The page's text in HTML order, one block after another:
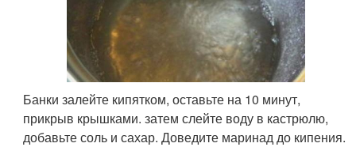
Банки залейте кипятком, оставьте на 10 минут,
прикрыв крышками. затем слейте воду в кастрюлю,
добавьте соль и сахар. Доведите маринад до кипения.